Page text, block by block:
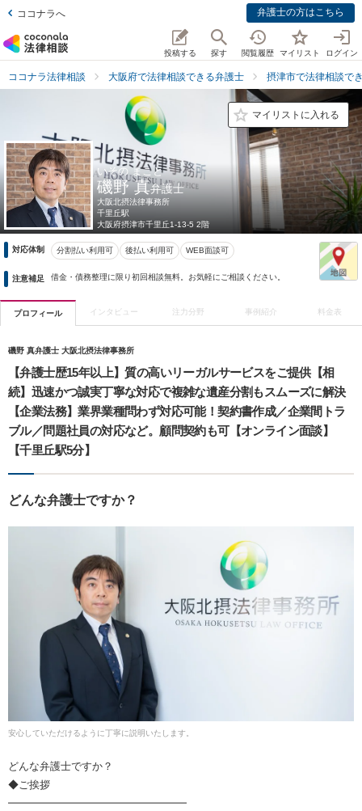
ココナラへ 弁護士の方はこちら
投稿する 探す 閲覧履歴 マイリスト ログイン
ココナラ法律相談 大阪府で法律相談できる弁護士 摂津市で法律相談で
マイリストに入れる
いその まこと
磯野 真弁護士
大阪北摂法律事務所
千里丘駅
大阪府摂津市千里丘1-13-5 2階
対応体制 分割払い利用可 後払い利用可 WEB面談可
注意補足 借金・債務整理に限り初回相談無料。お気軽にご相談ください。
プロフィール インタビュー 注力分野 事例紹介 料金表
磯野 真弁護士 大阪北摂法律事務所
【弁護士歴15年以上】質の高いリーガルサービスをご提供【相
続】迅速かつ誠実丁寧な対応で複雑な遺産分割もスムーズに解決
【企業法務】業界業種問わず対応可能！契約書作成／企業間トラ
ブル／問題社員の対応など。顧問契約も可【オンライン面談】
【千里丘駅5分】
どんな弁護士ですか？
安心していただけるように丁寧に説明いたします。
どんな弁護士ですか？
◆ご挨拶
━━━━━━━━━━━━━━━━━